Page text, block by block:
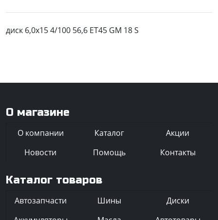
диск 6,0x15 4/100 56,6 ET45 GM 18 S
О магазине
О компании Каталог
Акции
Новости
Помощь Контакты
Каталог товаров
Автозапчасти Шины
Диски